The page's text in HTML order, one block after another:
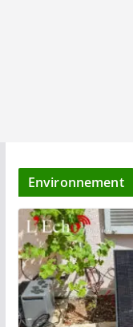
Environnement